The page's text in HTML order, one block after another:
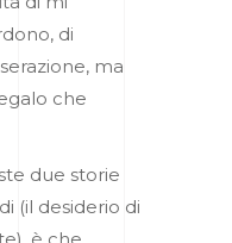
di
ma
che
due storie
(il desiderio di